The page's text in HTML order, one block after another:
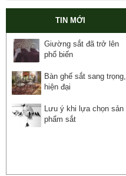
TIN MỚI
Giường sắt đã trở lên
phổ biến
Bàn ghế sắt sang trọng,
hiện đại
Lưu ý khi lựa chọn sản
phẩm sắt